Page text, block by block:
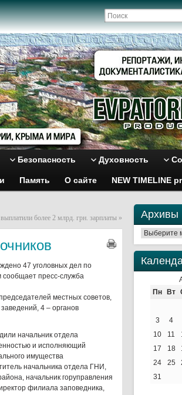
Безопасность Духовность
Память О сайте NEW TIMELINE
более 2 млрд. грн. зарплаты »
47 уголовных дел по
сообщает пресс-служба
местных советов,
4 – органов
начальник отдела
и исполняющий
имущества
начальника отдела ГНИ,
начальник горуправления
филиала заповедника,
Архивы
Архивы
Пн
Вт
3
4
10
11
17
18
24
25
31